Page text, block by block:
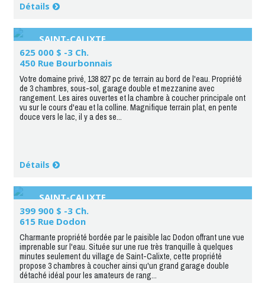
Détails
SAINT-CALIXTE
625 000 $ -3 Ch.
450 Rue Bourbonnais
Votre domaine privé, 138 827 pc de terrain au bord de l'eau. Propriété
de 3 chambres, sous-sol, garage double et mezzanine avec
rangement. Les aires ouvertes et la chambre à coucher principale ont
vu sur le cours d'eau et la colline. Magnifique terrain plat, en pente
douce vers le lac, il y a des se...
Détails
SAINT-CALIXTE
399 900 $ -3 Ch.
615 Rue Dodon
Charmante propriété bordée par le paisible lac Dodon offrant une vue
imprenable sur l'eau. Située sur une rue très tranquille à quelques
minutes seulement du village de Saint-Calixte, cette propriété
propose 3 chambres à coucher ainsi qu'un grand garage double
détaché idéal pour les amateurs de rang...